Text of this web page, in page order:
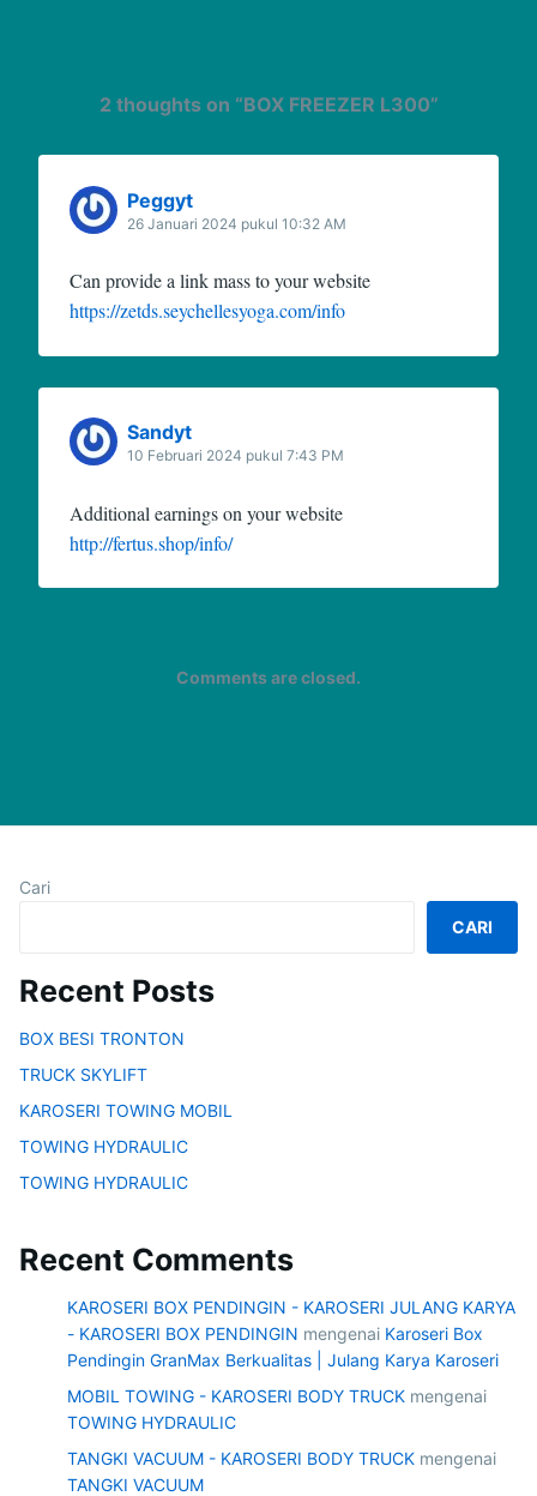
2 thoughts on “BOX FREEZER L300”
Peggyt
26 Januari 2024 pukul 10:32 AM
Can provide a link mass to your website
https://zetds.seychellesyoga.com/info
Sandyt
10 Februari 2024 pukul 7:43 PM
Additional earnings on your website
http://fertus.shop/info/
Comments are closed.
Cari
CARI
Recent Posts
BOX BESI TRONTON
TRUCK SKYLIFT
KAROSERI TOWING MOBIL
TOWING HYDRAULIC
TOWING HYDRAULIC
Recent Comments
KAROSERI BOX PENDINGIN - KAROSERI JULANG KARYA
- KAROSERI BOX PENDINGIN mengenai Karoseri Box
Pendingin GranMax Berkualitas | Julang Karya Karoseri
MOBIL TOWING - KAROSERI BODY TRUCK mengenai
TOWING HYDRAULIC
TANGKI VACUUM - KAROSERI BODY TRUCK mengenai
TANGKI VACUUM